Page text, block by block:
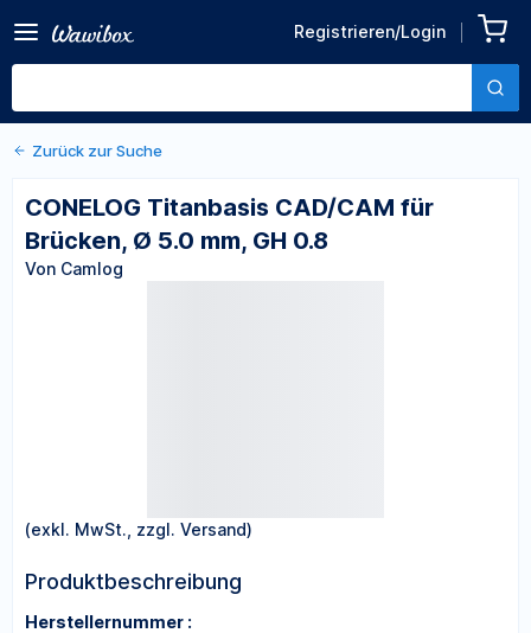
Registrieren/Login
CAD/CAM für Brücken, Ø 5.0
mm, GH 0.8
Von Camlog
Zurück zu den Produktdetails
Zurück zur Suche
CONELOG Titanbasis CAD/CAM für
Brücken, Ø 5.0 mm, GH 0.8
Von Camlog
(exkl. MwSt., zzgl. Versand)
Produktbeschreibung
Herstellernummer :